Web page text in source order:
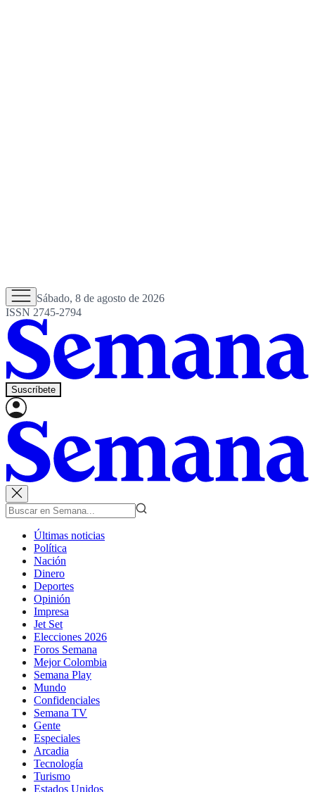
Sábado, 8 de agosto de 2026
ISSN 2745-2794
Suscríbete
Últimas noticias
Política
Nación
Dinero
Deportes
Opinión
Impresa
Jet Set
Elecciones 2026
Foros Semana
Mejor Colombia
Semana Play
Mundo
Confidenciales
Semana TV
Gente
Especiales
Arcadia
Tecnología
Turismo
Estados Unidos